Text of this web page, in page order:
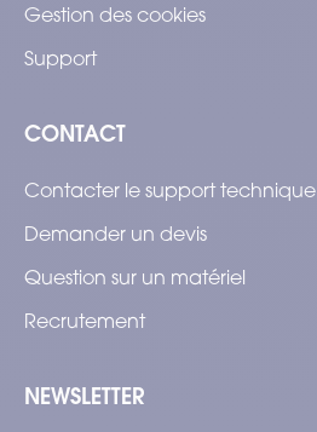
Gestion des cookies
Support
CONTACT
Contacter le support technique
Demander un devis
Question sur un matériel
Recrutement
NEWSLETTER